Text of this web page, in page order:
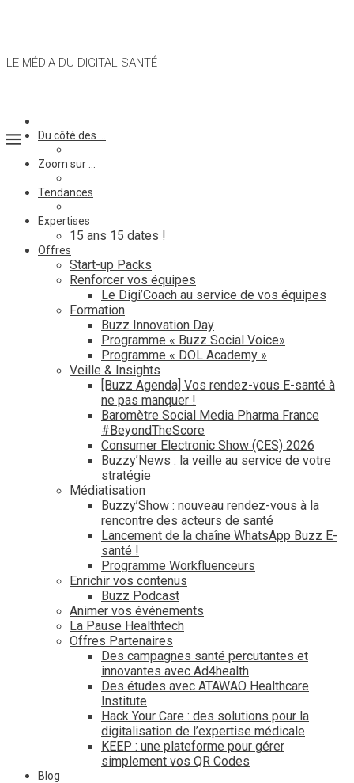
LE MÉDIA DU DIGITAL SANTÉ
Du côté des …
Zoom sur …
Tendances
Expertises
15 ans 15 dates !
Offres
Start-up Packs
Renforcer vos équipes
Le Digi’Coach au service de vos équipes
Formation
Buzz Innovation Day
Programme « Buzz Social Voice»
Programme « DOL Academy »
Veille & Insights
[Buzz Agenda] Vos rendez-vous E-santé à
ne pas manquer !
Baromètre Social Media Pharma France
#BeyondTheScore
Consumer Electronic Show (CES) 2026
Buzzy’News : la veille au service de votre
stratégie
Médiatisation
Buzzy’Show : nouveau rendez-vous à la
rencontre des acteurs de santé
Lancement de la chaîne WhatsApp Buzz E-
santé !
Programme Workfluenceurs
Enrichir vos contenus
Buzz Podcast
Animer vos événements
La Pause Healthtech
Offres Partenaires
Des campagnes santé percutantes et
innovantes avec Ad4health
Des études avec ATAWAO Healthcare
Institute
Hack Your Care : des solutions pour la
digitalisation de l’expertise médicale
KEEP : une plateforme pour gérer
simplement vos QR Codes
Blog